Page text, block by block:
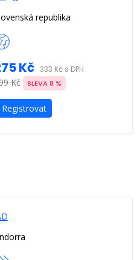
republika
Kč 333 Kč s DPH
Kč SLEVA 8 %
Registrovat